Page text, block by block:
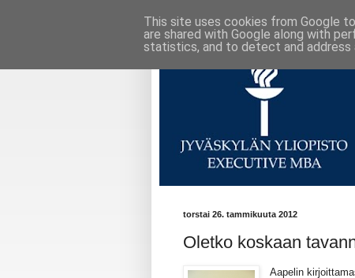
torstai 26. tammikuuta 2012
Oletko koskaan
Aapelin
This site uses cookies from Google
are shared with Google along with
statistics, and to detect and address